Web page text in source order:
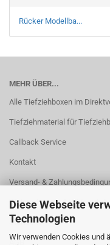
Diese Webseite
Technologien
Wir verwenden Cookies und
Rücker Modellba...
MEHR ÜBER...
Alle Tiefziehboxen im
Tiefziehmaterial für
Callback Service
Kontakt
Versand- &
Widerrufsrecht &
Startseite
AGB